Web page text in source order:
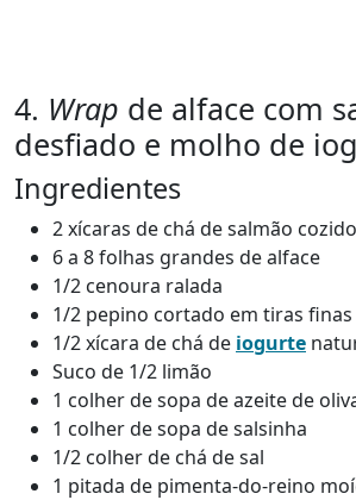
4. Wrap de alface com
desfiado e molho de
Ingredientes
2 xícaras de chá de salmão
6 a 8 folhas grandes de alface
1/2 cenoura ralada
1/2 pepino cortado em tiras finas
1/2 xícara de chá de iogurte
Suco de 1/2 limão
1 colher de sopa de azeite de
1 colher de sopa de salsinha
1/2 colher de chá de sal
1 pitada de pimenta-do-reino